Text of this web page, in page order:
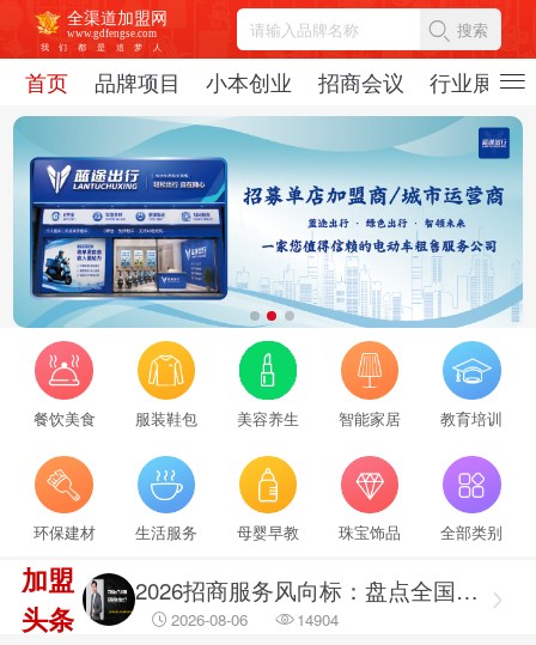
全渠道加盟网
www.gdfengse.com
我
们 都 是 追 梦 人
搜索
首页 品牌项目 小本创业 招商会议 行业展会
餐饮美食 服装鞋包 美容养生 智能家居 教育培训
环保建材 生活服务 母婴早教 珠宝饰品 全部类别
加盟
头条
2026招商服务行业转型：新势力崛起与标杆企业引领，从区域到全国的发展新路径
2026-08-06 69453
2026招商服务风向标：盘点全国头部机构与实战派专家
2026-08-06 14904